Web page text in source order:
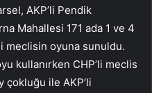
AKP’li Pendik
Mahallesi 171 ada 1 ve 4
oyuna sunuldu.
kullanırken CHP’li meclis
çokluğu ile AKP’li